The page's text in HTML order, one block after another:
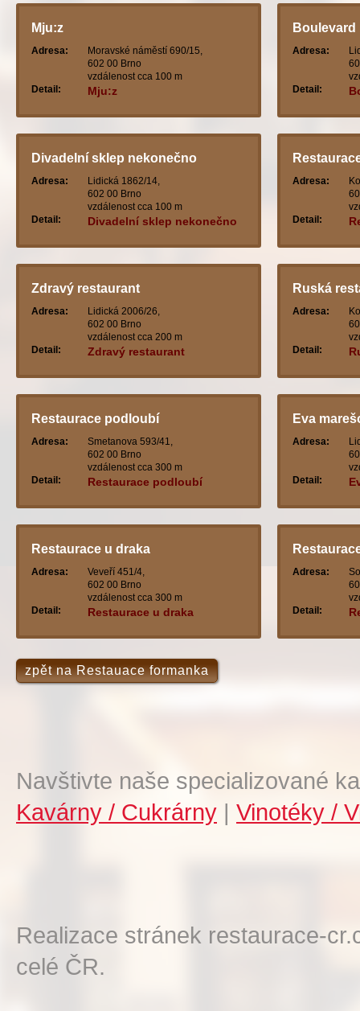
Mju:z
Adresa:
Moravské náměstí 690/15,
602 00 Brno
vzdálenost cca 100 m
Detail:
Mju:z
Boulevard
Adresa:
Detail:
Divadelní sklep nekonečno
Adresa:
Lidická 1862/14,
602 00 Brno
vzdálenost cca 100 m
Detail:
Divadelní sklep nekonečno
Adresa:
Detail:
Zdravý restaurant
Adresa:
Lidická 2006/26,
602 00 Brno
vzdálenost cca 200 m
Detail:
Zdravý restaurant
Ruská
Adresa:
Detail:
Restaurace podloubí
Adresa:
Smetanova 593/41,
602 00 Brno
vzdálenost cca 300 m
Detail:
Restaurace podloubí
Eva
Adresa:
Detail:
Restaurace u draka
Adresa:
Veveří 451/4,
602 00 Brno
vzdálenost cca 300 m
Detail:
Restaurace u draka
Adresa:
Detail:
zpět na Restauace formanka
Navštivte naše specializované
Kavárny / Cukrárny | Vinotéky /
Realizace stránek restaurace-
celé ČR.